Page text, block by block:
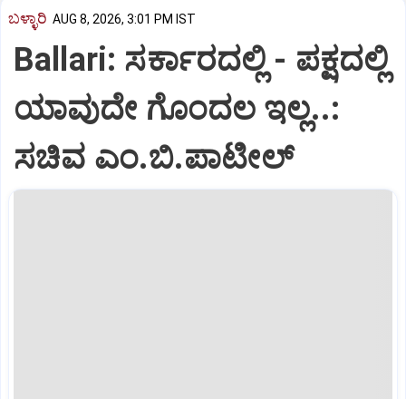
ಬಳ್ಳಾರಿ AUG 8, 2026, 3:01 PM IST
Ballari: ಸರ್ಕಾರದಲ್ಲಿ - ಪಕ್ಷದಲ್ಲಿ
ಯಾವುದೇ ಗೊಂದಲ ಇಲ್ಲ..:
ಸಚಿವ ಎಂ.ಬಿ.ಪಾಟೀಲ್